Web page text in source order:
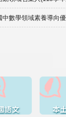
中數學領域素養導向
語文 本